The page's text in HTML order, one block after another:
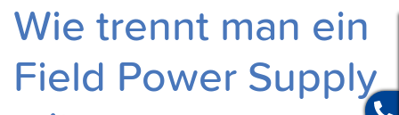
Wie trennt man ein
Field Power Supply